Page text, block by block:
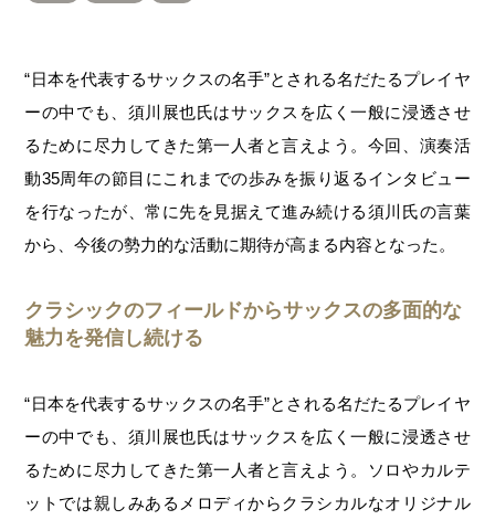
“日本を代表するサックスの名手”とされる名だたるプレイヤ
ーの中でも、須川展也氏はサックスを広く一般に浸透させ
るために尽力してきた第一人者と言えよう。今回、演奏活
動35周年の節目にこれまでの歩みを振り返るインタビュー
を行なったが、常に先を見据えて進み続ける須川氏の言葉
から、今後の勢力的な活動に期待が高まる内容となった。
クラシックのフィールドからサックスの多面的な
魅力を発信し続ける
“日本を代表するサックスの名手”とされる名だたるプレイヤ
ーの中でも、須川展也氏はサックスを広く一般に浸透させ
るために尽力してきた第一人者と言えよう。ソロやカルテ
ットでは親しみあるメロディからクラシカルなオリジナル